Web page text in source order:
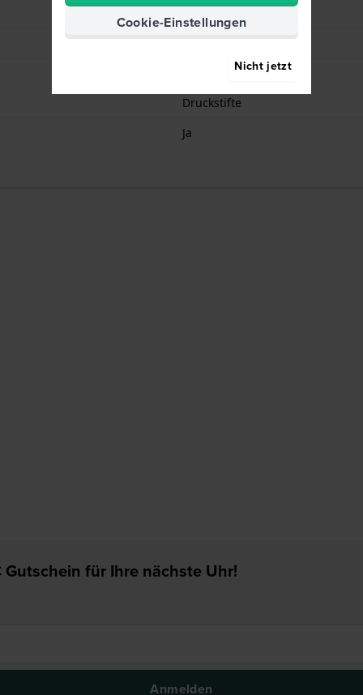
75 mm
Druckstifte
Ja
für Ihre nächste Uhr!
Anmelden
Cookie-Einstellungen
Nicht jetzt